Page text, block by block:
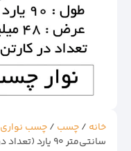
خانه /چسب /چسب نواری
سانتی‌متر 90 یارد (تعداد در کارتن: 72 حلقه)